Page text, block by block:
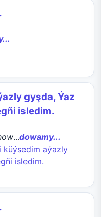
gyşda, Ýaz
isledim.
...dowamy...
küýsedim aýazly
isledim.